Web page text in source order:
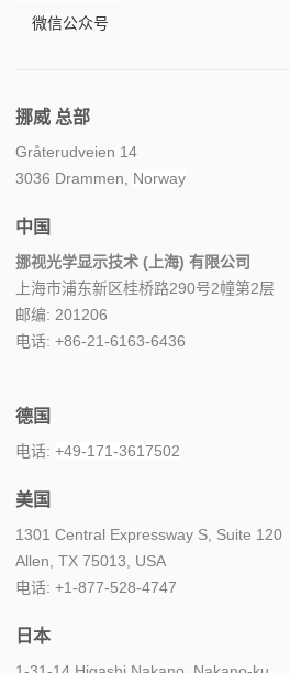
微信公众号
挪威 总部
Gråterudveien 14
3036 Drammen, Norway
中国
挪视光学显示技术 (上海) 有限公司
上海市浦东新区桂桥路290号2幢第2层
邮编: 201206
电话: +86-21-6163-6436
德国
电话: +49-171-3617502
美国
1301 Central Expressway S, Suite 120
Allen, TX 75013, USA
电话: +1-877-528-4747
日本